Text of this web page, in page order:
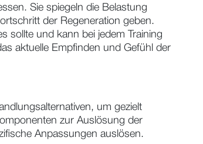
Sie spiegeln die Belastung
der Regeneration geben.
sollte und kann bei jedem Training
aktuelle Empfinden und Gefühl der
um gezielt
zur Auslösung der
Anpassungen auslösen.